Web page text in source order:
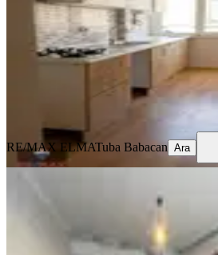
3+1
110 m² ·
45.000 ₺
Tuba Babacan
RE/MAX ELMATuba Babacan Ara
Ayrancı
Ful Eşyalı Yeni
Çankaya, Ayrancı